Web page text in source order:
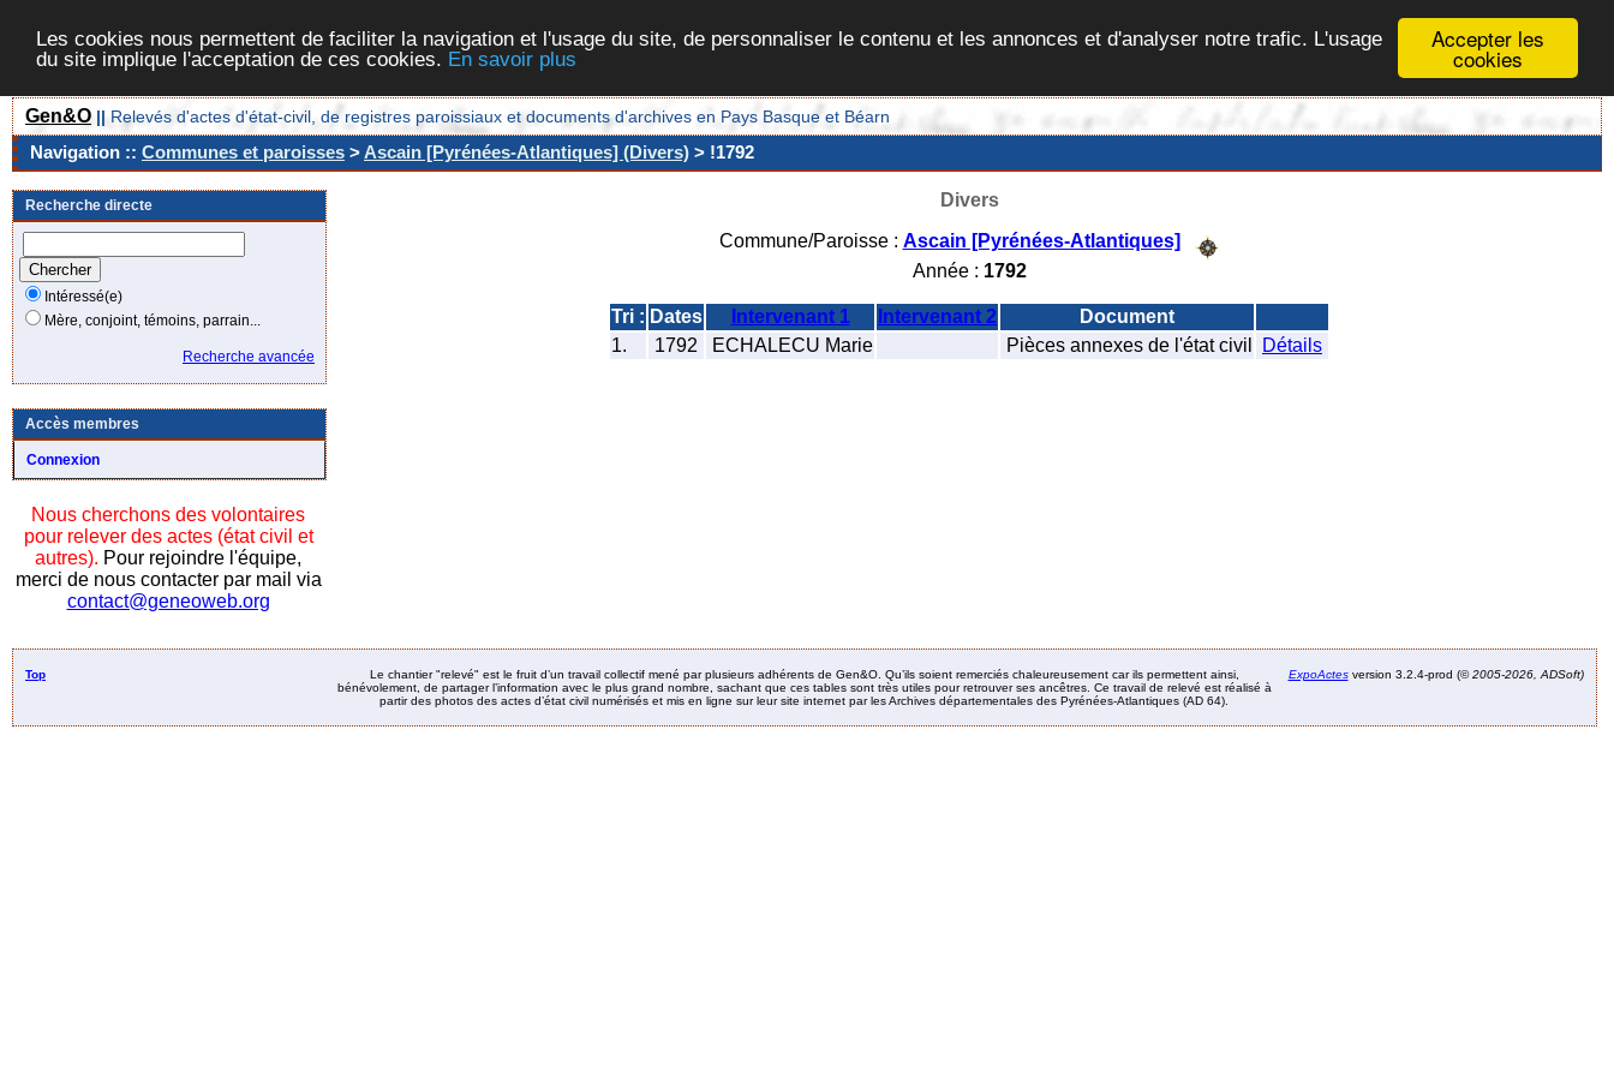
Accepter les
cookies
Les cookies nous permettent de faciliter la navigation et l'usage du site, de personnaliser le contenu et les annonces et d'analyser notre trafic. L'usage
du site implique l'acceptation de ces cookies. En savoir plus
Gen&O || Relevés d'actes d'état-civil, de registres paroissiaux et documents d'archives en Pays Basque et Béarn
Navigation :: Communes et paroisses >Ascain [Pyrénées-Atlantiques] (Divers) > !1792
Recherche directe
Intéressé(e)
Mère, conjoint, témoins, parrain...
Recherche avancée
Accès membres
Connexion
Nous cherchons des volontaires
pour relever des actes (état civil et
autres). Pour rejoindre l'équipe,
merci de nous contacter par mail via
contact@geneoweb.org
Divers
Commune/Paroisse : Ascain [Pyrénées-Atlantiques]
Année : 1792
Tri : Dates Intervenant 1 Intervenant 2
Document
1.
1792 ECHALECU Marie Pièces annexes de l'état civil Détails
Top
Le chantier "relevé" est le fruit d’un travail collectif mené par plusieurs adhérents de Gen&O. Qu’ils soient remerciés chaleureusement car ils permettent ainsi,
bénévolement, de partager l’information avec le plus grand nombre, sachant que ces tables sont très utiles pour retrouver ses ancêtres. Ce travail de relevé est réalisé à
partir des photos des actes d’état civil numérisés et mis en ligne sur leur site internet par les Archives départementales des Pyrénées-Atlantiques (AD 64).
ExpoActesversion 3.2.4-prod (©2005-2026, ADSoft)